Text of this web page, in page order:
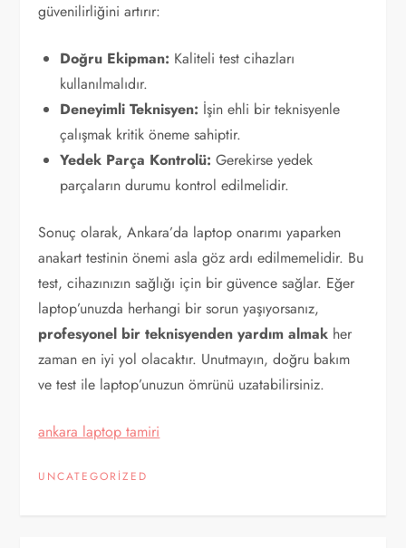
güvenilirliğini artırır:
Doğru Ekipman: Kaliteli test cihazları
kullanılmalıdır.
Deneyimli Teknisyen: İşin ehli bir teknisyenle
çalışmak kritik öneme sahiptir.
Yedek Parça Kontrolü: Gerekirse yedek
parçaların durumu kontrol edilmelidir.
Sonuç olarak, Ankara’da laptop onarımı yaparken
anakart testinin önemi asla göz ardı edilmemelidir. Bu
test, cihazınızın sağlığı için bir güvence sağlar. Eğer
laptop’unuzda herhangi bir sorun yaşıyorsanız,
profesyonel bir teknisyenden yardım almak her
zaman en iyi yol olacaktır. Unutmayın, doğru bakım
ve test ile laptop’unuzun ömrünü uzatabilirsiniz.
ankara laptop tamiri
UNCATEGORIZED